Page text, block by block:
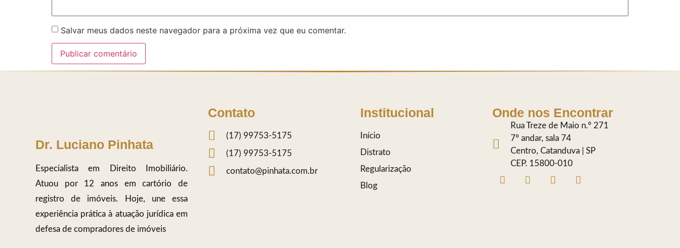
Salvar meus dados neste navegador para a próxima vez que eu comentar.
Dr. Luciano Pinhata
Especialista em Direito Imobiliário.
Atuou por 12 anos em cartório de
registro de imóveis. Hoje, une essa
experiência prática à atuação jurídica em
defesa de compradores de imóveis
Contato
(17) 99753-5175
(17) 99753-5175
contato@pinhata.com.br
Institucional
Início
Distrato
Regularização
Blog
Onde nos Encontrar
Rua Treze de Maio n.º 271
7º andar, sala 74
Centro, Catanduva | SP
CEP. 15800-010